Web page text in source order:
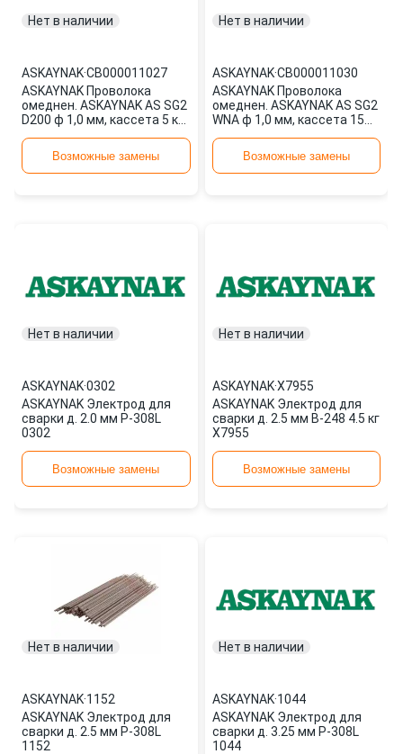
Нет в наличии
ASKAYNAK·СВ000011027
ASKAYNAK Проволока
омеднен. ASKAYNAK AS SG2
D200 ф 1,0 мм, кассета 5 кг,
Возможные замены
Нет в наличии
ASKAYNAK·СВ000011030
ASKAYNAK Проволока
омеднен. ASKAYNAK AS SG2
WNA ф 1,0 мм, кассета 15
Возможные замены
Нет в наличии
ASKAYNAK·0302
ASKAYNAK Электрод для
сварки д. 2.0 мм P-308L
0302
Возможные замены
Нет в наличии
ASKAYNAK·X7955
ASKAYNAK Электрод для
сварки д. 2.5 мм B-248 4.5 кг
X7955
Возможные замены
Нет в наличии
ASKAYNAK·1152
ASKAYNAK Электрод для
сварки д. 2.5 мм P-308L
1152
Нет в наличии
ASKAYNAK·1044
ASKAYNAK Электрод для
сварки д. 3.25 мм P-308L
1044